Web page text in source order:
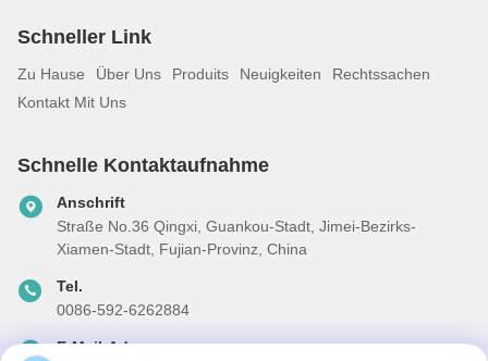
Schneller Link
Zu Hause Über Uns Produits Neuigkeiten
Rechtssachen
Kontakt Mit Uns
Schnelle Kontaktaufnahme
Anschrift
Straße No.36 Qingxi, Guankou-Stadt, Jimei-Bezirks-
Xiamen-Stadt, Fujian-Provinz, China
Tel.
0086-592-6262884
E-Mail-Adresse